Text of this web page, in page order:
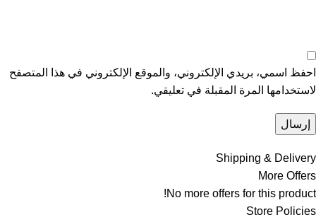
احفظ اسمي، بريدي الإلكتروني، والموقع الإلكتروني في هذا المتصفح
لاستخدامها المرة المقبلة في تعليقي.
Shipping & Delivery
More Offers
No more offers for this product!
Store Policies